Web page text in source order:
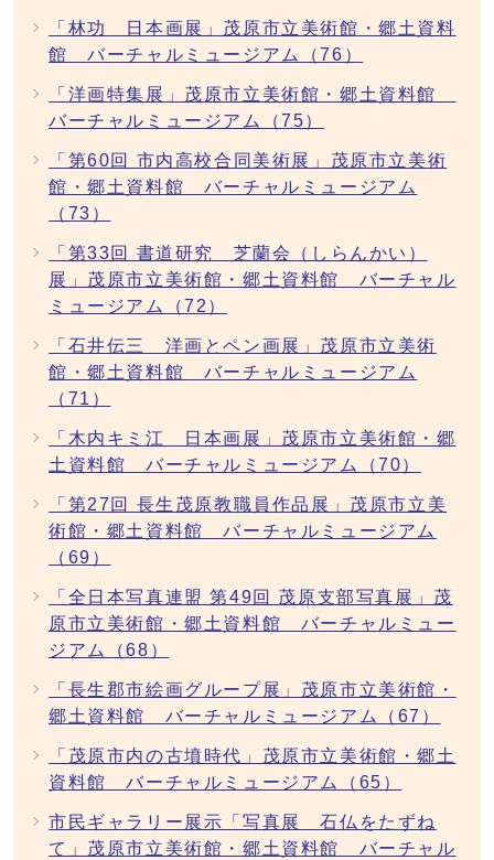
「林功 日本画展」茂原市立美術館・郷土資料
館 バーチャルミュージアム（76）
「洋画特集展」茂原市立美術館・郷土資料館
バーチャルミュージアム（75）
「第60回 市内高校合同美術展」茂原市立美術
館・郷土資料館 バーチャルミュージアム
（73）
「第33回 書道研究 芝蘭会（しらんかい）
展」茂原市立美術館・郷土資料館 バーチャル
ミュージアム（72）
「石井伝三 洋画とペン画展」茂原市立美術
館・郷土資料館 バーチャルミュージアム
（71）
「木内キミ江 日本画展」茂原市立美術館・郷
土資料館 バーチャルミュージアム（70）
「第27回 長生茂原教職員作品展」茂原市立美
術館・郷土資料館 バーチャルミュージアム
（69）
「全日本写真連盟 第49回 茂原支部写真展」茂
原市立美術館・郷土資料館 バーチャルミュー
ジアム（68）
「長生郡市絵画グループ展」茂原市立美術館・
郷土資料館 バーチャルミュージアム（67）
「茂原市内の古墳時代」茂原市立美術館・郷土
資料館 バーチャルミュージアム（65）
市民ギャラリー展示「写真展 石仏をたずね
て」茂原市立美術館・郷土資料館 バーチャル